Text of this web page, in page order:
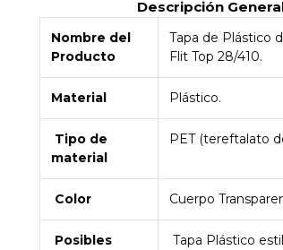
Descripción
Nombre del
Producto
Tapa de Plástico
Flit Top 28/410.
Material Plástico.
Tipo de
material
PET (tereftalato
Color Cuerpo
Posibles
Tapa Plástico